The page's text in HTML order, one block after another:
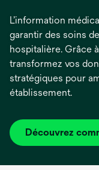
L’information
garantir des soins
hospitalière. Grâce
transformez vos
stratégiques pour
établissement.
Découvrez